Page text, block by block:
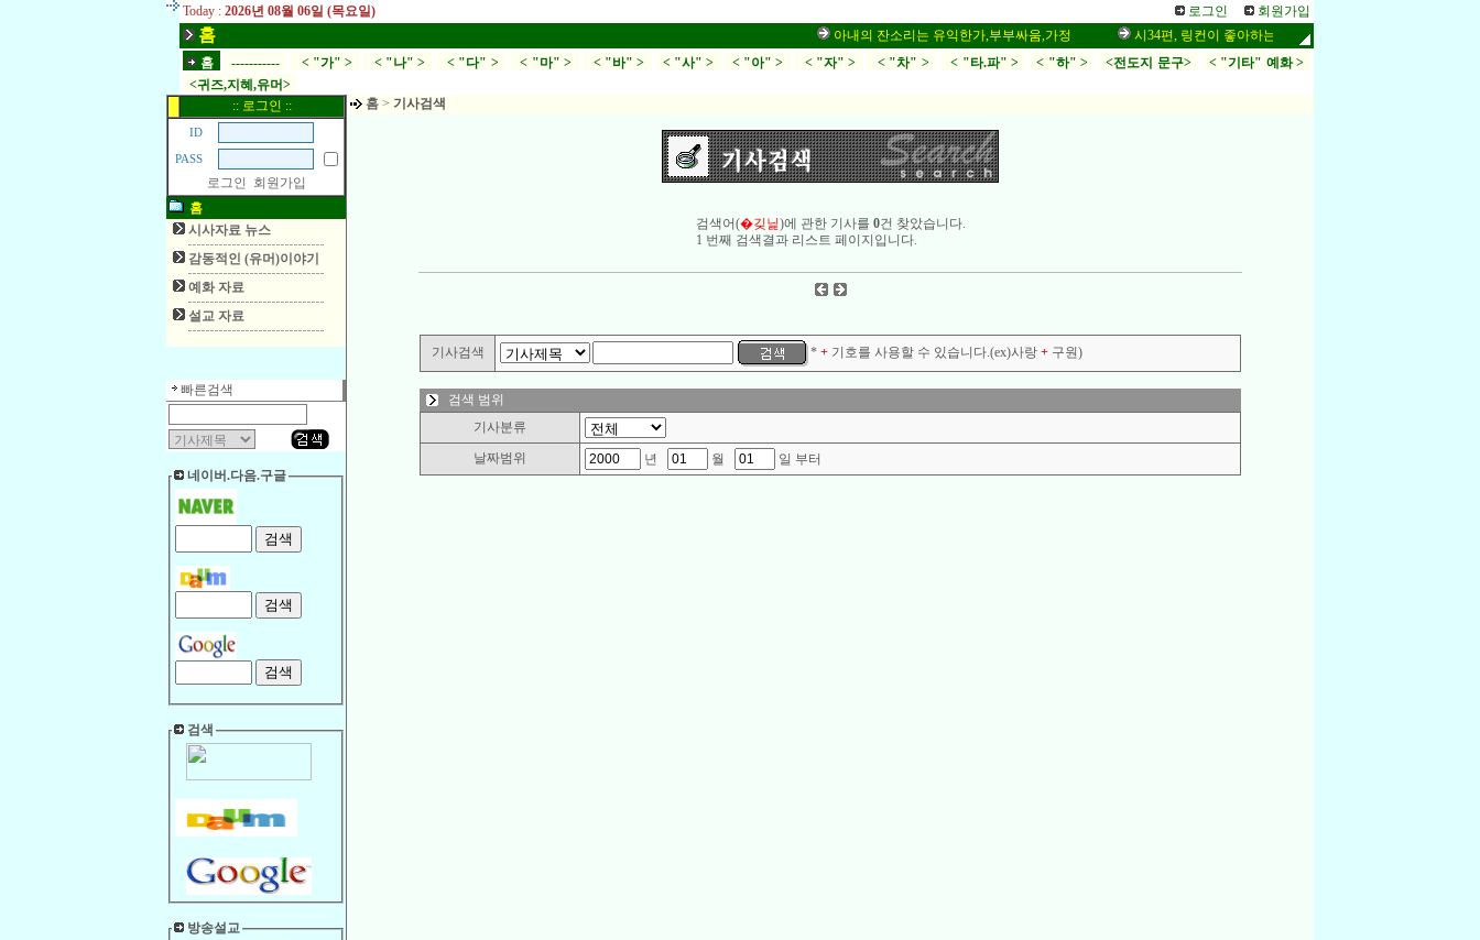
Today : 2026년 08월 06일 (목요일) 로그인 회원가입
홈 아내의 잔소리는 유익한가,부부싸움,가정 시34편, 링컨이 좋아하는 말씀,응답,두려움
홈
----------- < "가" > < "나" > < "다" > < "마" > < "바" > < "사" > < "아" > < "자" > < "차" > < "타.파" > < "하" > <전도지 문구>
< "기타" 예화 >
<귀즈,지혜,유머>
:: 로그인 ::
ID
PASS
로그인
회원가입
홈
시사자료 뉴스
감동적인 (유머)이야기
예화 자료
설교 자료
빠른검색
네이버.다음.구글
검색
방송설교
홈 > 기사검색
검색어(�깆닕)에 관한 기사를 0건 찾았습니다.
1 번째 검색결과 리스트 페이지입니다.
기사검색 * + 기호를 사용할 수 있습니다.(ex)사랑 + 구원)
검색 범위
기사분류
날짜범위
년 월 일 부터